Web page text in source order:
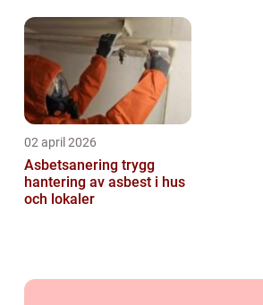
02 april 2026
Asbetsanering trygg
hantering av asbest i hus
och lokaler